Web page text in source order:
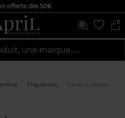
offerte dès 50€
0
une marque…...
Fragrances Carven L'Absolu